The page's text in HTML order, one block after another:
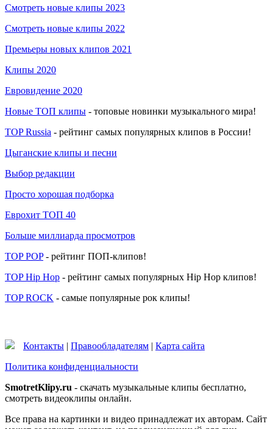
Смотреть новые клипы 2023
Смотреть новые клипы 2022
Премьеры новых клипов 2021
Клипы 2020
Евровидение 2020
Новые ТОП клипы - топовые новинки музыкального мира!
TOP Russia - рейтинг самых популярных клипов в России!
Цыганские клипы и песни
Выбор редакции
Просто хорошая подборка
Еврохит ТОП 40
Больше миллиарда просмотров
TOP POP- рейтинг ПОП-клипов!
TOP Hip Hop - рейтинг самых популярных Hip Hop клипов!
TOP ROCK - самые популярные рок клипы!
Контакты | Правообладателям | Карта сайта
Политика конфиденциальности
SmotretKlipy.ru - скачать музыкальные клипы бесплатно,
смотреть видеоклипы онлайн.
Все права на картинки и видео принадлежат их авторам. Сайт